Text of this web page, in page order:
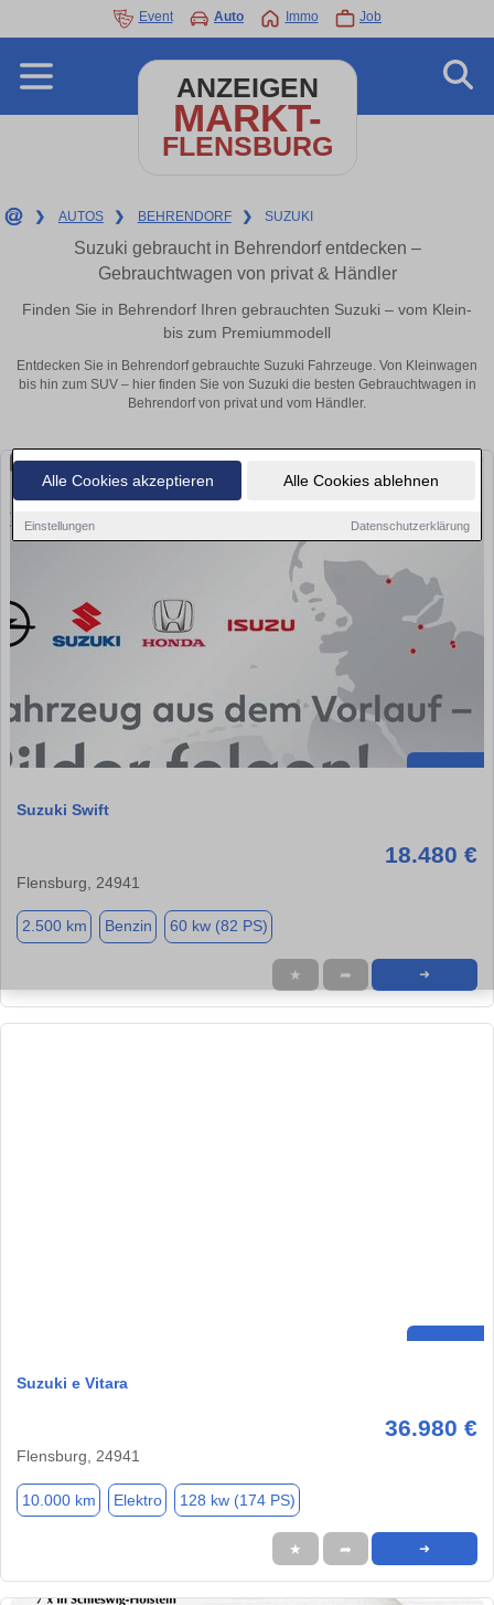
Alle Cookies akzeptieren Alle Cookies ablehnen
Einstellungen Datenschutzerklärung
Event Auto Immo Job
ANZEIGEN
MARKT-
FLENSBURG
❯ AUTOS ❯ BEHRENDORF ❯ SUZUKI
Suzuki gebraucht in Behrendorf entdecken –
Gebrauchtwagen von privat & Händler
Finden Sie in Behrendorf Ihren gebrauchten Suzuki – vom Klein-
bis zum Premiummodell
Entdecken Sie in Behrendorf gebrauchte Suzuki Fahrzeuge. Von Kleinwagen
bis hin zum SUV – hier finden Sie von Suzuki die besten Gebrauchtwagen in
Behrendorf von privat und vom Händler.
Suzuki Swift
18.480 €
Flensburg, 24941
2.500 km Benzin 60 kw (82 PS)
★ ➦ ➜
Suzuki e Vitara
36.980 €
Flensburg, 24941
10.000 km Elektro 128 kw (174 PS)
★ ➦ ➜